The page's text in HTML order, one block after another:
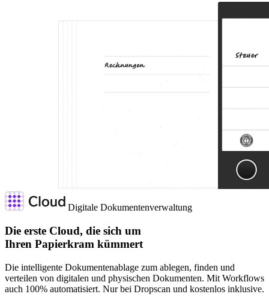
Digitale Dokumentenverwaltung
Die erste Cloud, die sich um
Ihren Papierkram kümmert
Die intelligente Dokumentenablage zum ablegen, finden und
verteilen von digitalen und physischen Dokumenten. Mit Workflows
auch 100% automatisiert. Nur bei Dropscan und kostenlos inklusive.